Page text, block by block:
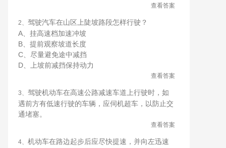
查看答案
2、 驾驶汽车在山区上陡坡路段怎样行驶？
A、挂高速档加速冲坡
B、提前观察坡道长度
C、尽量避免途中减挡
D、上坡前减挡保持动力
查看答案
3、 驾驶机动车在高速公路减速车道上行驶时，如
遇前方有低速行驶的车辆，应伺机超车，以防止交
通堵塞。
查看答案
4、 机动车在路边起步后应尽快提速，并向左迅速